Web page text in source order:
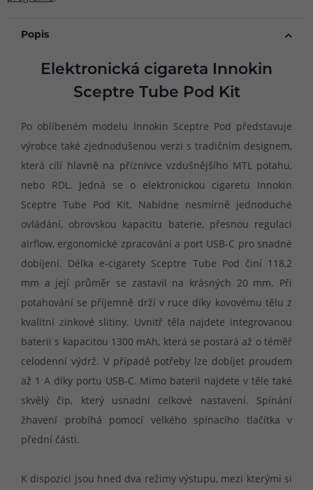
Popis
Elektronická cigareta Innokin
Sceptre Tube Pod Kit
Po oblíbeném modelu Innokin Sceptre Pod představuje
výrobce také zjednodušenou verzi s tradičním designem,
která cílí hlavně na příznivce vzdušnějšího MTL potahu,
nebo RDL. Jedná se o elektronickou cigaretu Innokin
Sceptre Tube Pod Kit. Nabídne nesmírně jednoduché
ovládání, obrovskou kapacitu baterie, přesnou regulaci
airflow, ergonomické zpracování a port USB-C pro snadné
dobíjení. Délka e-cigarety Sceptre Tube Pod činí 118,2
mm a její průměr se zastavil na krásných 20 mm. Při
potahování se příjemně drží v ruce díky kovovému tělu z
kvalitní zinkové slitiny. Uvnitř těla najdete integrovanou
baterii s kapacitou 1300 mAh, která se postará až o téměř
celodenní výdrž. V případě potřeby lze dobíjet proudem
až 1 A díky portu USB-C. Mimo baterii najdete v těle také
skvělý čip, který usnadní celkové nastavení. Spínání
žhavení probíhá pomocí velkého spínacího tlačítka v
přední části.
K dispozici jsou hned dva režimy výstupu, mezi kterými si